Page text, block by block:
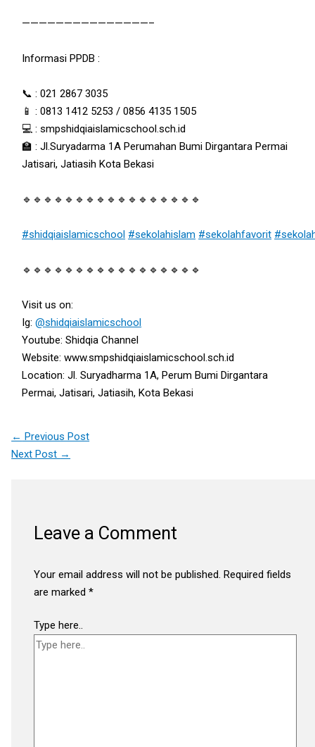
———————————————–
Informasi PPDB :
📞 : 021 2867 3035
📱 : 0813 1412 5253 / 0856 4135 1505
💻 : smpshidqiaislamicschool.sch.id
🏫 : Jl.Suryadarma 1A Perumahan Bumi Dirgantara Permai
Jatisari, Jatiasih Kota Bekasi
🔹🔹🔹🔹🔹🔹🔹🔹🔹🔹🔹🔹🔹🔹🔹🔹🔹
#shidqiaislamicschool #sekolahislam #sekolahfavorit
🔹🔹🔹🔹🔹🔹🔹🔹🔹🔹🔹🔹🔹🔹🔹🔹🔹
Visit us on:
Ig:@shidqiaislamicschool
Youtube: Shidqia Channel
Website: www.smpshidqiaislamicschool.sch.id
Location: Jl. Suryadharma 1A, Perum Bumi Dirgantara
Permai, Jatisari, Jatiasih, Kota Bekasi
← Previous Post
Next Post →
Leave a Comment
Your email address will not be published. Required fields
are marked*
Type here..